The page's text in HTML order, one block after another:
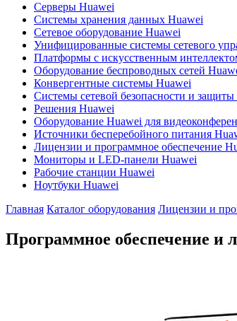
Серверы Huawei
Системы хранения данных Huawei
Сетевое оборудование Huawei
Унифицированные системы сетевого
Платформы с искусственным
Оборудование беспроводных сетей
Конвергентные системы Huawei
Системы сетевой безопасности и защиты
Решения Huawei
Оборудование Huawei для
Источники бесперебойного питания
Лицензии и программное обеспечение
Мониторы и LED-панели Huawei
Рабочие станции Huawei
Ноутбуки Huawei
Главная Каталог оборудования Лицензии и
Программное обеспечение и